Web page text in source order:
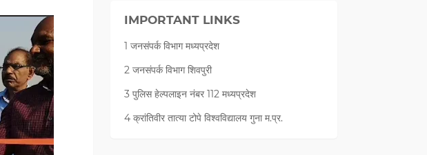
IMPORTANT LINKS
1 जनसंपर्क विभाग मध्यप्रदेश
2 जनसंपर्क विभाग शिवपुरी
3 पुलिस हेल्पलाइन नंबर 112 मध्‍यप्रदेश
4 क्रांतिवीर तात्या टोपे विश्वविद्यालय गुना म.प्र.